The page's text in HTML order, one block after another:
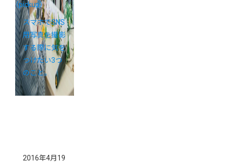
（pickup）
スマホでSNS
用写真を撮影
する際に気を
つけたい3つ
のこと。
2016年4月19